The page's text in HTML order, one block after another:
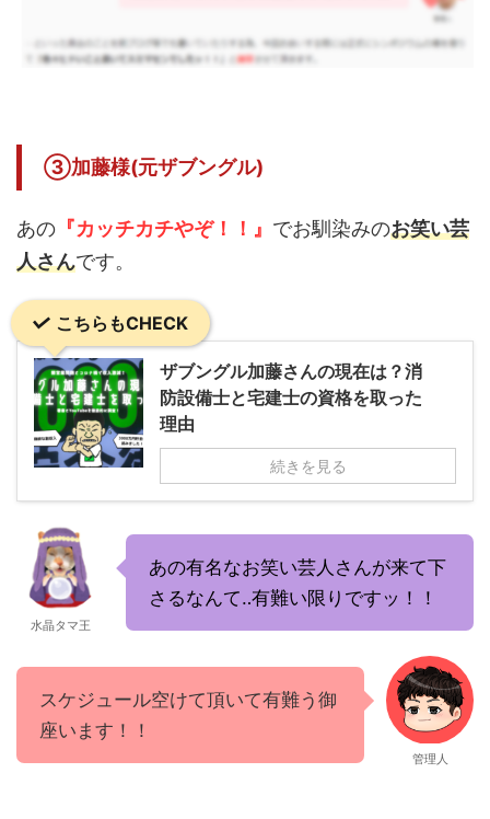
③加藤様(元ザブングル)
あの 『カッチカチやぞ！！』 でお馴染みのお笑い芸
人さんです。
こちらもCHECK
ザブングル加藤さんの現在は？消
防設備士と宅建士の資格を取った
理由
続きを見る
水晶タマ王
あの有名なお笑い芸人さんが来て下
さるなんて‥有難い限りですッ！！
スケジュール空けて頂いて有難う御
座います！！
管理人